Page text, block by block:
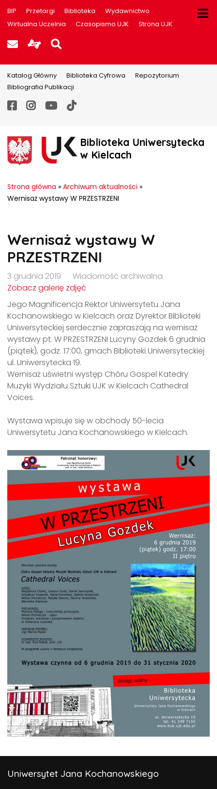
BIP Przetargi Biblioteka
Wydawnictwo
Wirtualna Uczelnia
Czasopismo UJK Strona UJK
Poczta UJK
Informacje dla użytkowników
Szukaj na stronie
Katalog Główny Biblioteka Cyfrowa
Repozytorium
Bibliografia Publikacji
Facebook
Instagram
YouTube
TikTok
Biblioteka Uniwersytecka
w Kielcach
Strona główna » Archiwum aktualności »
Wernisaż wystawy W PRZESTRZENI
Wernisaż wystawy W
PRZESTRZENI
3 grudnia 2019
Wiadomość archiwalna
Zobacz galerię zdjęć
Jego Magnificencja Rektor Uniwersytetu Jana
Kochanowskiego w Kielcach oraz Dyrektor Biblioteki
Uniwersyteckiej serdecznie zapraszają na wernisaż
wystawy pt. W PRZESTRZENI Lucyny Gozdek 6 grudnia
(piątek), godz. 17:00, gmach Biblioteki Uniwersyteckiej
ul. Uniwersytecka 19.
Wernisaż uświetni występ Chóru Gospel Katedry
Muzyki Wydziału Sztuki UJK w Kielcach Cathedral
Voices.
Wystawa wpisuje się w obchody 50-lecia
Uniwersytetu Jana Kochanowskiego w Kielcach.
Uniwersytet Jana Kochanowskiego